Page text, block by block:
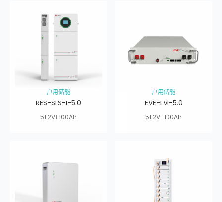
户用储能
RES-SLS-I-5.0
51.2V 100Ah
户用储能
EVE-LVI-5.0
51.2V 100Ah